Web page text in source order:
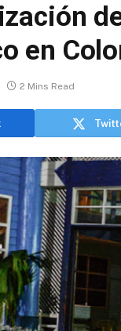
en
2 Mins Read